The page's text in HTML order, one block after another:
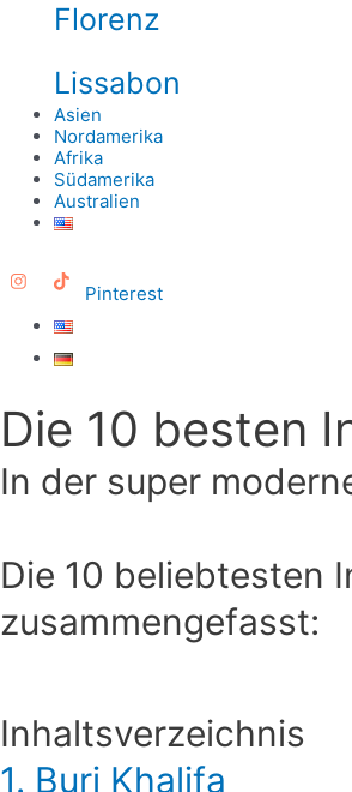
Florenz
Lissabon
Asien
Nordamerika
Afrika
Südamerika
Australien
Pinterest
Die 10 besten
In der super
Die 10 beliebtesten
zusammengefasst:
Inhaltsverzeichnis
1. Burj Khalifa